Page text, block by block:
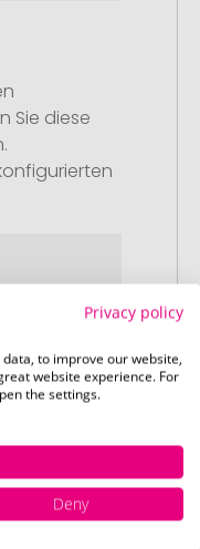
Sie diese
Sie Ihre
keine
haben,
Privacy policy
to improve our website,
website experience. For
the settings.
Deny